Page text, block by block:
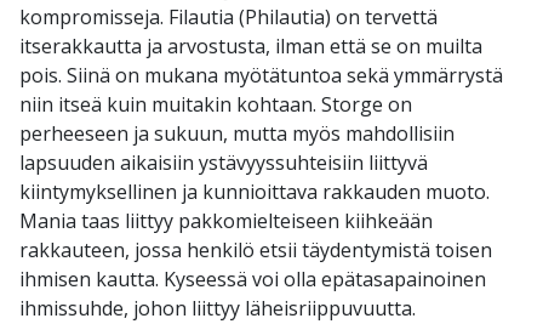
kompromisseja. Filautia (Philautia) on tervettä
itserakkautta ja arvostusta, ilman että se on muilta
pois. Siinä on mukana myötätuntoa sekä ymmärrystä
niin itseä kuin muitakin kohtaan. Storge on
perheeseen ja sukuun, mutta myös mahdollisiin
lapsuuden aikaisiin ystävyyssuhteisiin liittyvä
kiintymyksellinen ja kunnioittava rakkauden muoto.
Mania taas liittyy pakkomielteiseen kiihkeään
rakkauteen, jossa henkilö etsii täydentymistä toisen
ihmisen kautta. Kyseessä voi olla epätasapainoinen
ihmissuhde, johon liittyy läheisriippuvuutta.